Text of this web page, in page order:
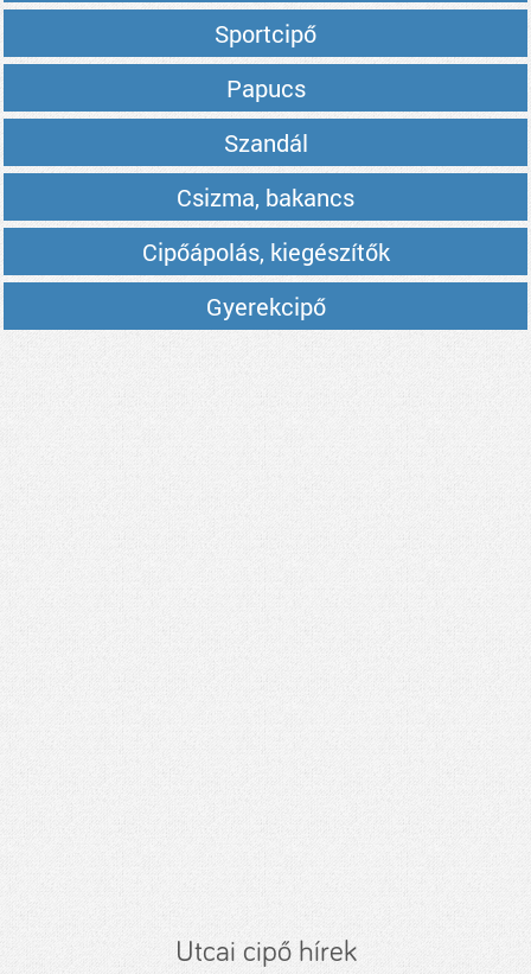
Sportcipő
Papucs
Szandál
Csizma, bakancs
Cipőápolás, kiegészítők
Gyerekcipő
Utcai cipő hírek